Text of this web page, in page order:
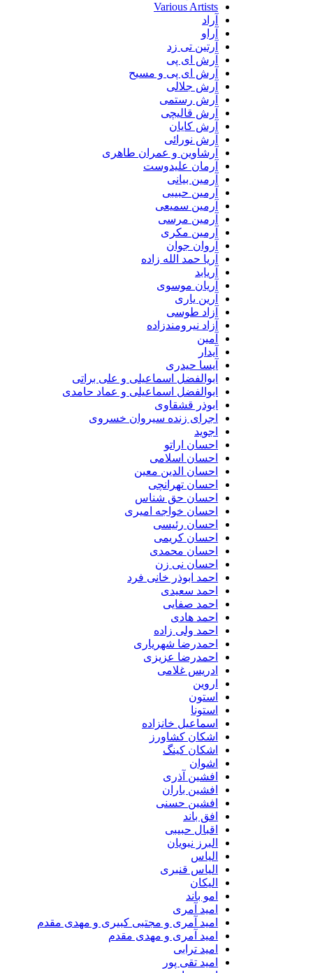
Various Artists
آرتین تی زد
آرش ای پی
آرش ای پی و مسیح
آرش جلالی
آرش رستمی
آرش قالیچی
آرش کایان
آرش نورائی
آرشاوین و عمران طاهری
آرمان علیدوست
آرمین بیانی
آرمین حبیبی
آرمین سمیعی
آرمین مرسی
آرمین مکری
آروان جوان
آریا حمد الله زاده
آریان موسوی
آرین یاری
آزاد طوسی
آزاد نیرومندزاده
آیسا حیدری
ابوالفضل اسماعیلی و علی براتی
ابوالفضل اسماعیلی و عماد حامدی
ابوذر قشقاوی
اجرای زنده سیروان خسروی
احسان اراتو
احسان اسلامی
احسان الدین معین
احسان تهرانچی
احسان حق شناس
احسان خواجه امیری
احسان رئیسی
احسان کریمی
احسان محمدی
احسان نی زن
احمد ابوذر خانی فرد
احمد سعیدی
احمد صفایی
احمد هادی
احمد ولی زاده
احمدرضا شهریاری
احمدرضا عزیزی
ادریس غلامی
اسماعیل خانزاده
اشکان کشاورز
اشکان کینگ
افشین آذری
افشین باران
افشین حسنی
افق باند
اقبال حبیبی
البرز نبویان
الیاس قنبرى
امو باند
امید آمری
امید آمری و مجتبی کبیری و مهدى مقدم
امید آمری و مهدی مقدم
امید ترابی
امید تقی پور